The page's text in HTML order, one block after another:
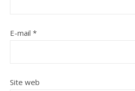
E-mail *
Site web